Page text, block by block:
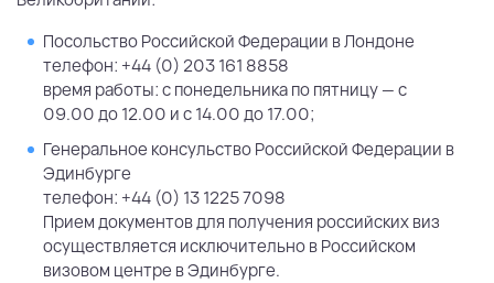
Посольство Российской Федерации в Лондоне
телефон: +44 (0) 203 161 8858
время работы: с понедельника по пятницу — с
09.00 до 12.00 и с 14.00 до 17.00;
Генеральное консульство Российской Федерации в
Эдинбурге
телефон: +44 (0) 13 1225 7098
Прием документов для получения российских виз
осуществляется исключительно в Российском
визовом центре в Эдинбурге.